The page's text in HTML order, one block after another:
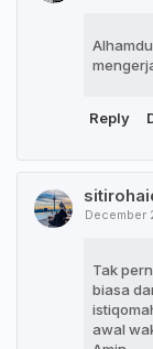
Reply
December
Tak
biasa
awal